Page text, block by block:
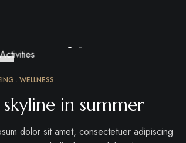
WELLNESS
in summer
dolor sit amet, consectetuer adipiscing